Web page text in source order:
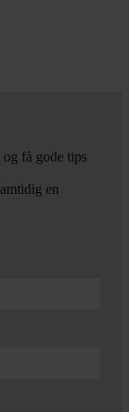
få gode tips
en